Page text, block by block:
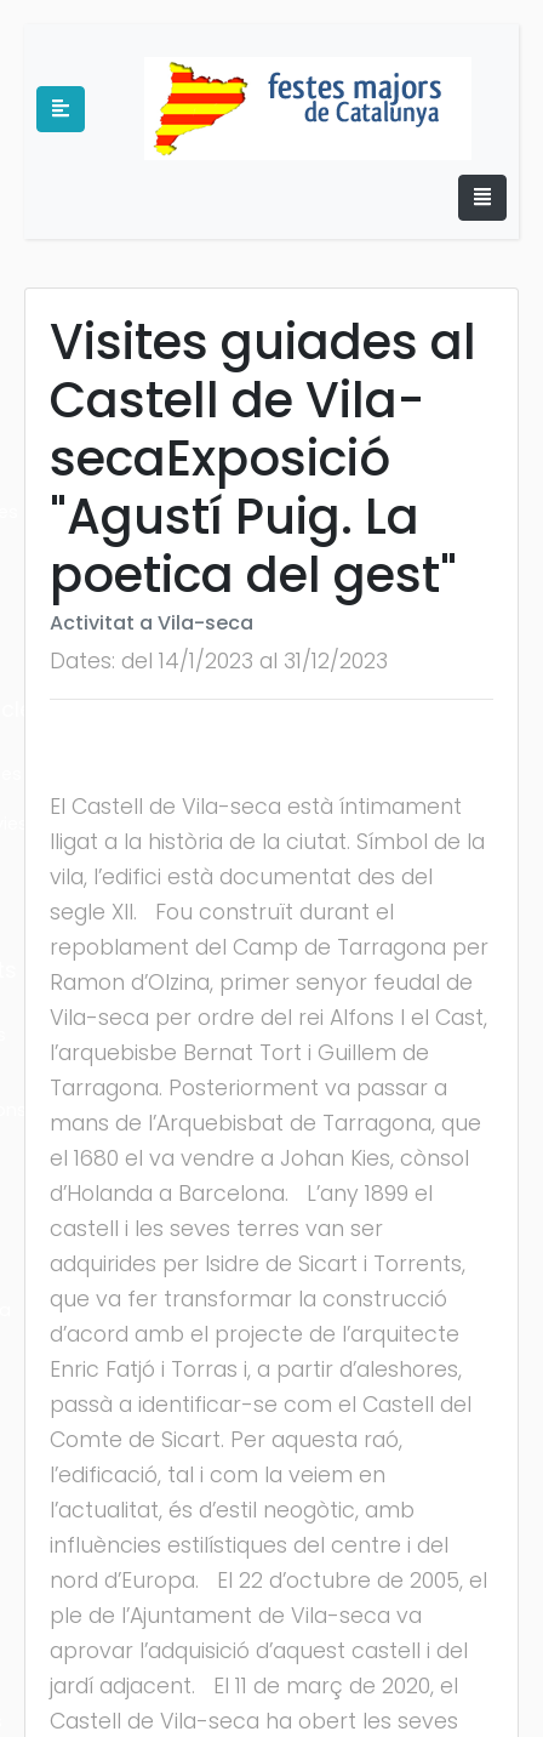
Visites guiades al
Castell de Vila-
secaExposició
"Agustí Puig. La
poetica del gest"
Activitat a Vila-seca
Dates: del 14/1/2023 al 31/12/2023
El Castell de Vila-seca està íntimament
lligat a la història de la ciutat. Símbol de la
vila, l’edifici està documentat des del
segle XII. Fou construït durant el
repoblament del Camp de Tarragona per
Ramon d’Olzina, primer senyor feudal de
Vila-seca per ordre del rei Alfons I el Cast,
l’arquebisbe Bernat Tort i Guillem de
Tarragona. Posteriorment va passar a
mans de l’Arquebisbat de Tarragona, que
el 1680 el va vendre a Johan Kies, cònsol
d’Holanda a Barcelona. L’any 1899 el
castell i les seves terres van ser
adquirides per Isidre de Sicart i Torrents,
que va fer transformar la construcció
d’acord amb el projecte de l’arquitecte
Enric Fatjó i Torras i, a partir d’aleshores,
passà a identificar-se com el Castell del
Comte de Sicart. Per aquesta raó,
l’edificació, tal i com la veiem en
l’actualitat, és d’estil neogòtic, amb
influències estilístiques del centre i del
nord d’Europa. El 22 d’octubre de 2005, el
ple de l’Ajuntament de Vila-seca va
aprovar l’adquisició d’aquest castell i del
jardí adjacent. El 11 de març de 2020, el
Castell de Vila-seca ha obert les seves